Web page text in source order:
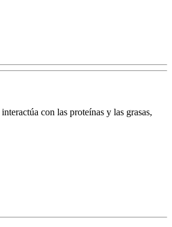
con las proteínas y las grasas,